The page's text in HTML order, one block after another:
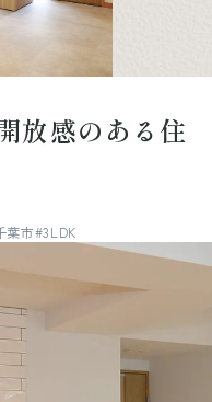
放感のある住
葉市#3LDK